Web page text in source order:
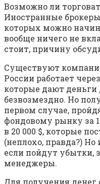
Возможно ли
Иностранные
которых можно
вообще ничего не
стоит, причину
Существуют
России работает
которые дают деньги
безвозмездно. Но
первом случае,
фондовому рынку за 1
в 20 000 $, которые
(неплохо, правда?) Но
если пойдут убытки,
менеджеры.
Для получения денег